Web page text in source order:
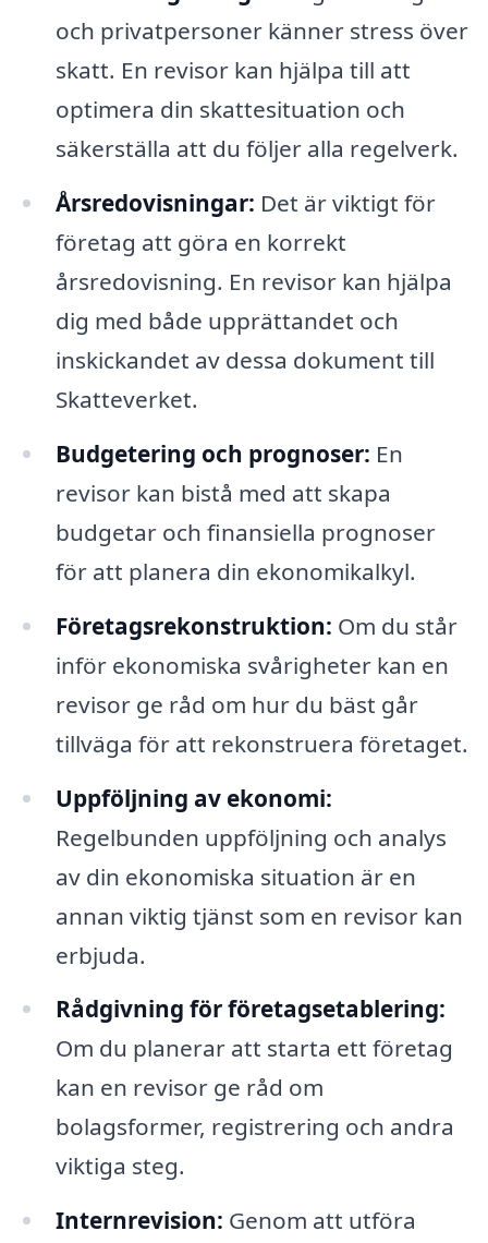
och privatpersoner känner stress över
skatt. En revisor kan hjälpa till att
optimera din skattesituation och
säkerställa att du följer alla regelverk.
Årsredovisningar: Det är viktigt för
företag att göra en korrekt
årsredovisning. En revisor kan hjälpa
dig med både upprättandet och
inskickandet av dessa dokument till
Skatteverket.
Budgetering och prognoser: En
revisor kan bistå med att skapa
budgetar och finansiella prognoser
för att planera din ekonomikalkyl.
Företagsrekonstruktion: Om du står
inför ekonomiska svårigheter kan en
revisor ge råd om hur du bäst går
tillväga för att rekonstruera företaget.
Uppföljning av ekonomi:
Regelbunden uppföljning och analys
av din ekonomiska situation är en
annan viktig tjänst som en revisor kan
erbjuda.
Rådgivning för företagsetablering:
Om du planerar att starta ett företag
kan en revisor ge råd om
bolagsformer, registrering och andra
viktiga steg.
Internrevision: Genom att utföra